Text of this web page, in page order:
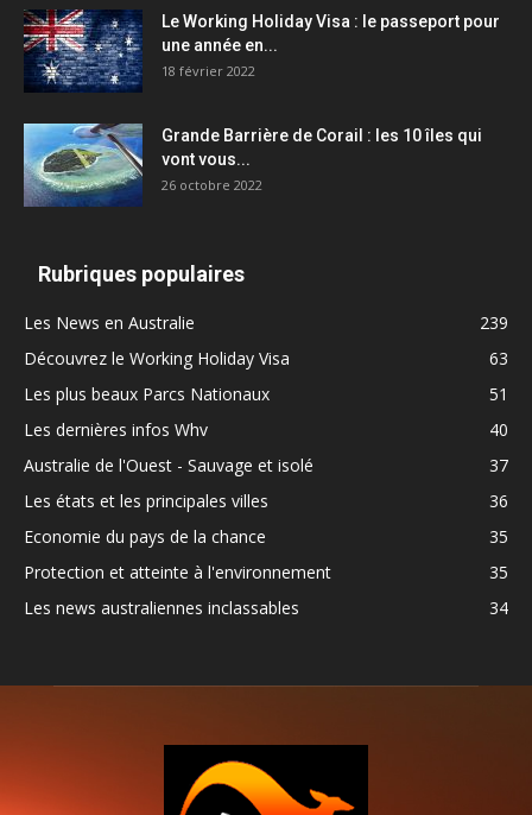
Le Working Holiday Visa : le passeport pour
une année en...
18 février 2022
Grande Barrière de Corail : les 10 îles qui
vont vous...
26 octobre 2022
Rubriques populaires
Les News en Australie
239
Découvrez le Working Holiday Visa
63
Les plus beaux Parcs Nationaux
51
Les dernières infos Whv
40
Australie de l'Ouest - Sauvage et isolé
37
Les états et les principales villes
36
Economie du pays de la chance
35
Protection et atteinte à l'environnement
35
Les news australiennes inclassables
34